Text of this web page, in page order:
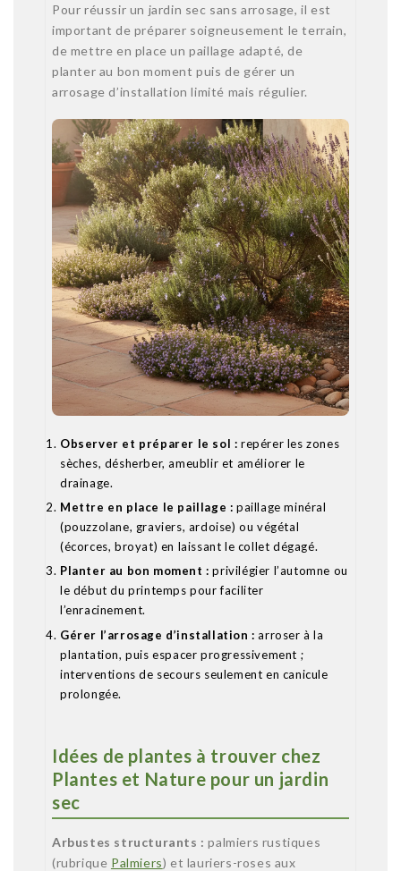
Pour réussir un jardin sec sans arrosage, il est
important de préparer soigneusement le terrain,
de mettre en place un paillage adapté, de
planter au bon moment puis de gérer un
arrosage d’installation limité mais régulier.
Observer et préparer le sol : repérer les zones
sèches, désherber, ameublir et améliorer le
drainage.
Mettre en place le paillage : paillage minéral
(pouzzolane, graviers, ardoise) ou végétal
(écorces, broyat) en laissant le collet dégagé.
Planter au bon moment : privilégier l’automne ou
le début du printemps pour faciliter
l’enracinement.
Gérer l’arrosage d’installation : arroser à la
plantation, puis espacer progressivement ;
interventions de secours seulement en canicule
prolongée.
Idées de plantes à trouver chez
Plantes et Nature pour un jardin
sec
Arbustes structurants : palmiers rustiques
(rubrique Palmiers) et lauriers-roses aux